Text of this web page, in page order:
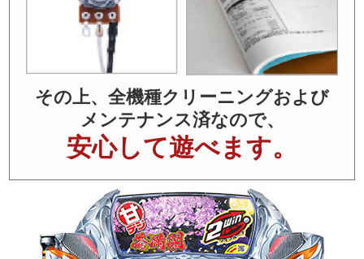
その上、全機種クリーニングおよび
メンテナンス済なので、
安心して遊べます。